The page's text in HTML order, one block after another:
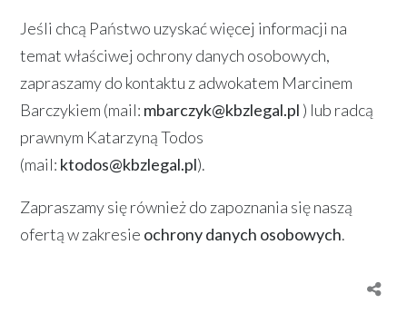
Jeśli chcą Państwo uzyskać więcej informacji na
temat właściwej ochrony danych osobowych,
zapraszamy do kontaktu z adwokatem Marcinem
Barczykiem (mail: mbarczyk@kbzlegal.pl ) lub radcą
prawnym Katarzyną Todos
(mail: ktodos@kbzlegal.pl).
Zapraszamy się również do zapoznania się naszą
ofertą w zakresie ochrony danych osobowych.